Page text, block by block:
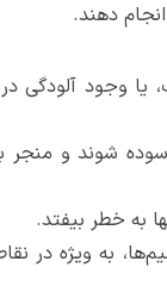
یا وجود آلودگی
شوند و منجر
به خطر بیفتد.
به ویژه در